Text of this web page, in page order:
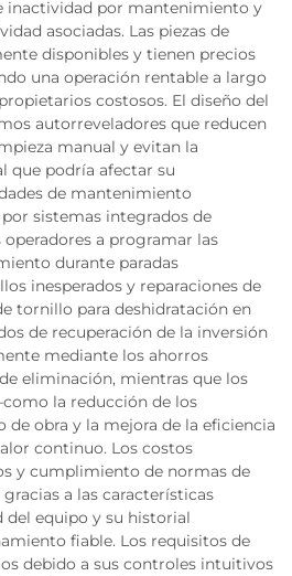
inactividad por mantenimiento y
asociadas. Las piezas de
disponibles y tienen precios
una operación rentable a largo
costosos. El diseño del
autorreveladores que reducen
manual y evitan la
que podría afectar su
de mantenimiento
sistemas integrados de
a programar las
durante paradas
inesperados y reparaciones de
tornillo para deshidratación en
de recuperación de la inversión
mediante los ahorros
eliminación, mientras que los
la reducción de los
obra y la mejora de la eficiencia
continuo. Los costos
y cumplimiento de normas de
a las características
del equipo y su historial
fiable. Los requisitos de
debido a sus controles intuitivos